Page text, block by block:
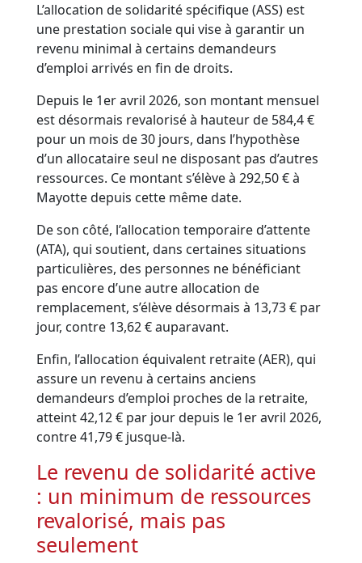
L’allocation de solidarité spécifique (ASS) est
une prestation sociale qui vise à garantir un
revenu minimal à certains demandeurs
d’emploi arrivés en fin de droits.
Depuis le 1er avril 2026, son montant mensuel
est désormais revalorisé à hauteur de 584,4 €
pour un mois de 30 jours, dans l’hypothèse
d’un allocataire seul ne disposant pas d’autres
ressources. Ce montant s’élève à 292,50 € à
Mayotte depuis cette même date.
De son côté, l’allocation temporaire d’attente
(ATA), qui soutient, dans certaines situations
particulières, des personnes ne bénéficiant
pas encore d’une autre allocation de
remplacement, s’élève désormais à 13,73 € par
jour, contre 13,62 € auparavant.
Enfin, l’allocation équivalent retraite (AER), qui
assure un revenu à certains anciens
demandeurs d’emploi proches de la retraite,
atteint 42,12 € par jour depuis le 1er avril 2026,
contre 41,79 € jusque-là.
Le revenu de solidarité active
: un minimum de ressources
revalorisé, mais pas
seulement